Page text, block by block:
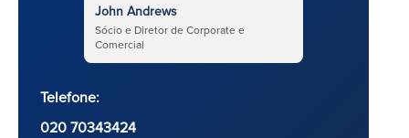
John Andrews
Sócio e Diretor de Corporate e
Comercial
Telefone:
020 70343424